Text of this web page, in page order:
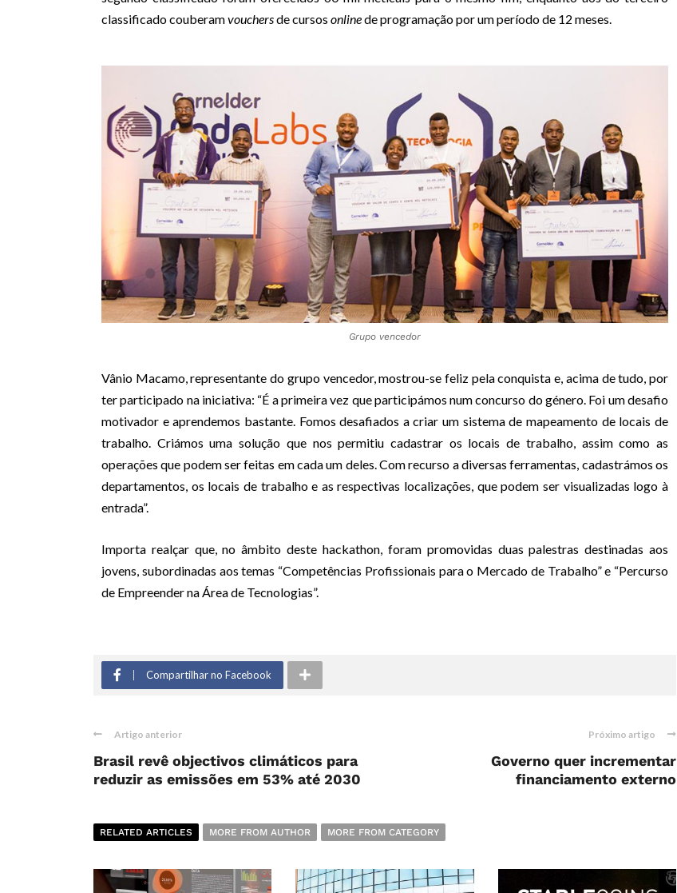
classificado couberamvouchersde cursos onlinede programação por um período de 12 meses.
Grupo vencedor
Vânio Macamo, representante do grupo vencedor, mostrou-se feliz pela conquista e, acima de tudo, por
ter participado na iniciativa: “É a primeira vez que participámos num concurso do género. Foi um desafio
motivador e aprendemos bastante. Fomos desafiados a criar um sistema de mapeamento de locais de
trabalho. Criámos uma solução que nos permitiu cadastrar os locais de trabalho, assim como as
operações que podem ser feitas em cada um deles. Com recurso a diversas ferramentas, cadastrámos os
departamentos, os locais de trabalho e as respectivas localizações, que podem ser visualizadas logo à
entrada”.
Importa realçar que, no âmbito deste hackathon, foram promovidas duas palestras destinadas aos
jovens, subordinadas aos temas “Competências Profissionais para o Mercado de Trabalho” e “Percurso
de Empreender na Área de Tecnologias”.
Compartilhar no Facebook
Artigo anterior
Brasil revê objectivos climáticos para
reduzir as emissões em 53% até 2030
Próximo artigo
Governo quer incrementar
financiamento externo
RELATED ARTICLES MORE FROM AUTHOR MORE FROM CATEGORY